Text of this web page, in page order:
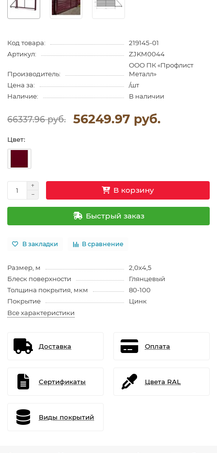
Код товара:
219145-01
Артикул:
ZJKM0044
Производитель:
ООО ПК «Профлист
Металл»
Цена за:
/шт
Наличие:
В наличии
66337.96 руб. 56249.97 руб.
Цвет:
В корзину
Быстрый заказ
В закладки В сравнение
Размер, м
2,0х4,5
Блеск поверхности
Глянцевый
Толщина покрытия, мкм
80-100
Покрытие
Цинк
Все характеристики
Доставка Оплата
Сертификаты Цвета RAL
Виды покрытий